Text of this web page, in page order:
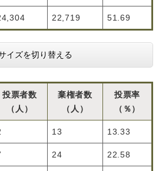
22,719 51.69
イズを切り替える
投票者数
（人）
棄権者数
（人）
投票率
（％）
13 13.33
24 22.58